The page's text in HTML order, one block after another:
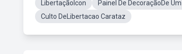
LibertaçãoIcon
Painel De DecoraçãoDe
Culto DeLibertacao Carataz